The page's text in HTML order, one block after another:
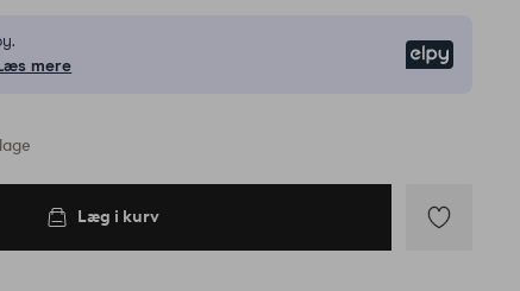
mere
Læg i kurv